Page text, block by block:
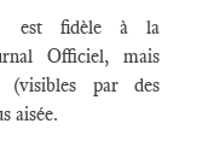
est fidèle à la
Officiel, mais
(visibles par des
aisée.